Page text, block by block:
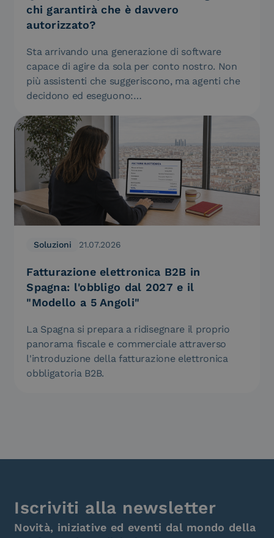
chi garantirà che è davvero
autorizzato?
Sta arrivando una generazione di software
capace di agire da sola per conto nostro. Non
più assistenti che suggeriscono, ma agenti che
decidono ed eseguono:…
Soluzioni 21.07.2026
Fatturazione elettronica B2B in
Spagna: l'obbligo dal 2027 e il
"Modello a 5 Angoli"
La Spagna si prepara a ridisegnare il proprio
panorama fiscale e commerciale attraverso
l'introduzione della fatturazione elettronica
obbligatoria B2B.
Iscriviti alla newsletter
Novità, iniziative ed eventi dal mondo della